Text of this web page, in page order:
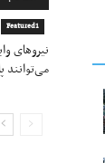
Featured1
نیروهای
می‌توانند